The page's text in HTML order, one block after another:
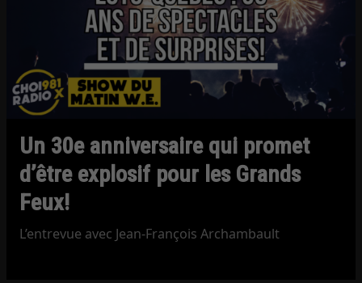
Un 30e anniversaire qui promet
d’être explosif pour les Grands
Feux!
L’entrevue avec Jean-François Archambault